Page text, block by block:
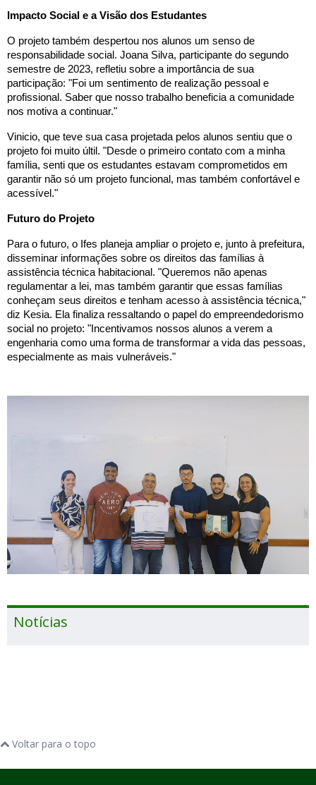
Impacto Social e a Visão dos Estudantes
O projeto também despertou nos alunos um senso de
responsabilidade social. Joana Silva, participante do segundo
semestre de 2023, refletiu sobre a importância de sua
participação: "Foi um sentimento de realização pessoal e
profissional. Saber que nosso trabalho beneficia a comunidade
nos motiva a continuar."
Vinicio, que teve sua casa projetada pelos alunos sentiu que o
projeto foi muito últil. "Desde o primeiro contato com a minha
família, senti que os estudantes estavam comprometidos em
garantir não só um projeto funcional, mas também confortável e
acessível."
Futuro do Projeto
Para o futuro, o Ifes planeja ampliar o projeto e, junto à prefeitura,
disseminar informações sobre os direitos das famílias à
assistência técnica habitacional. "Queremos não apenas
regulamentar a lei, mas também garantir que essas famílias
conheçam seus direitos e tenham acesso à assistência técnica,"
diz Kesia. Ela finaliza ressaltando o papel do empreendedorismo
social no projeto: "Incentivamos nossos alunos a verem a
engenharia como uma forma de transformar a vida das pessoas,
especialmente as mais vulneráveis."
Notícias
Voltar para o topo